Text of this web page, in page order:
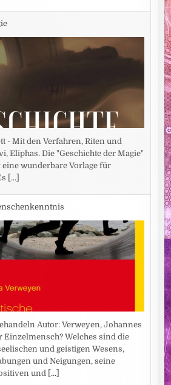
- Mit den Verfahren, Riten und
Eliphas. Die "Geschichte der Magie"
wunderbare Vorlage für
[...]
Autor: Verweyen, Johannes
Einzelmensch? Welches sind die
und geistigen Wesens,
und Neigungen, seine
und [...]